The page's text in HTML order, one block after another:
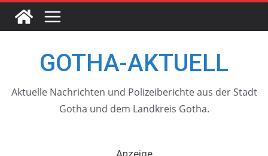
GOTHA-AKTUELL
Aktuelle Nachrichten und Polizeiberichte aus der Stadt
Gotha und dem Landkreis Gotha.
Anzeige